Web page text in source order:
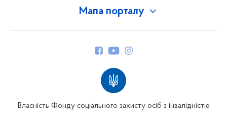
Мапа порталу
Власність Фонду соціального захисту осіб з інвалідністю